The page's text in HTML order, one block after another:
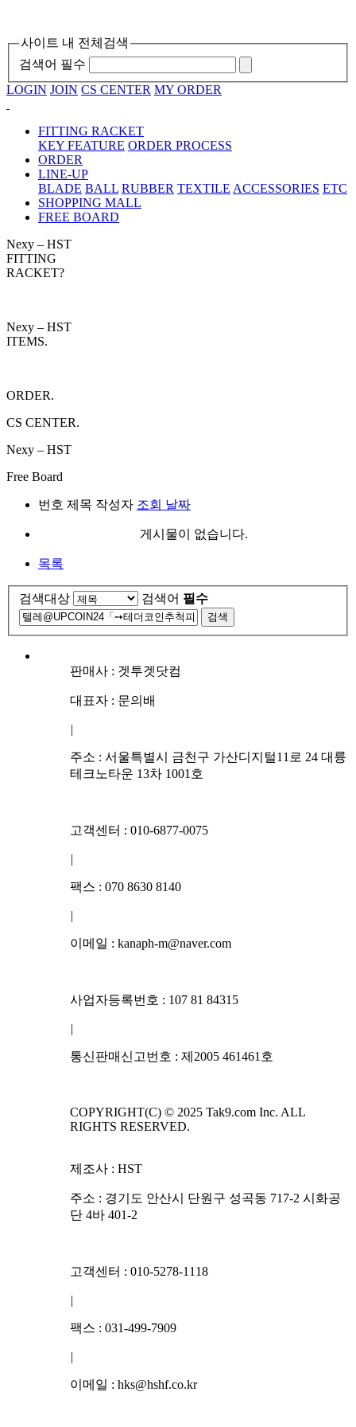
사이트 내 전체검색
검색어 필수
LOGIN JOIN CS CENTER MY ORDER
FITTING RACKET
KEY FEATURE ORDER PROCESS
ORDER
LINE-UP
BLADE BALL RUBBER TEXTILE ACCESSORIES ETC
SHOPPING MALL
FREE BOARD
Nexy – HST
FITTING
RACKET?
Nexy – HST
ITEMS.
ORDER.
CS CENTER.
Nexy – HST
Free Board
번호 제목 작성자 조회 날짜
게시물이 없습니다.
목록
검색대상 검색어 필수
검색
판매사 : 겟투겟닷컴
대표자 : 문의배
|
주소 : 서울특별시 금천구 가산디지털11로 24 대륭
테크노타운 13차 1001호
고객센터 : 010-6877-0075
|
팩스 : 070 8630 8140
|
이메일 : kanaph-m@naver.com
사업자등록번호 : 107 81 84315
|
통신판매신고번호 : 제2005 461461호
COPYRIGHT(C) © 2025 Tak9.com Inc. ALL
RIGHTS RESERVED.
제조사 : HST
주소 : 경기도 안산시 단원구 성곡동 717-2 시화공
단 4바 401-2
고객센터 : 010-5278-1118
|
팩스 : 031-499-7909
|
이메일 : hks@hshf.co.kr